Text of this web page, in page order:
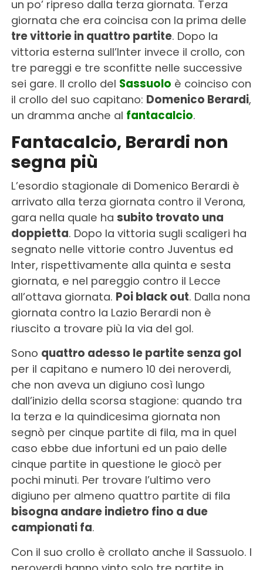
un po’ ripreso dalla terza giornata. Terza
giornata che era coincisa con la prima delle
tre vittorie in quattro partite. Dopo la
vittoria esterna sull’Inter invece il crollo, con
tre pareggi e tre sconfitte nelle successive
sei gare. Il crollo del Sassuolo è coinciso con
il crollo del suo capitano: Domenico Berardi,
un dramma anche al fantacalcio.
Fantacalcio, Berardi non
segna più
L’esordio stagionale di Domenico Berardi è
arrivato alla terza giornata contro il Verona,
gara nella quale ha subito trovato una
doppietta. Dopo la vittoria sugli scaligeri ha
segnato nelle vittorie contro Juventus ed
Inter, rispettivamente alla quinta e sesta
giornata, e nel pareggio contro il Lecce
all’ottava giornata. Poi black out. Dalla nona
giornata contro la Lazio Berardi non è
riuscito a trovare più la via del gol.
Sono quattro adesso le partite senza gol
per il capitano e numero 10 dei neroverdi,
che non aveva un digiuno così lungo
dall’inizio della scorsa stagione: quando tra
la terza e la quindicesima giornata non
segnò per cinque partite di fila, ma in quel
caso ebbe due infortuni ed un paio delle
cinque partite in questione le giocò per
pochi minuti. Per trovare l’ultimo vero
digiuno per almeno quattro partite di fila
bisogna andare indietro fino a due
campionati fa.
Con il suo crollo è crollato anche il Sassuolo. I